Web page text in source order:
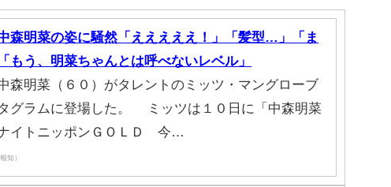
森明菜の姿に騒然「えええええ！」「髪型…」「ま
もう、明菜ちゃんとは呼べないレベル」
森明菜（６０）がタレントのミッツ・マングローブ
グラムに登場した。 ミッツは１０日に「中森明菜
イトニッポンＧＯＬＤ 今…
知）